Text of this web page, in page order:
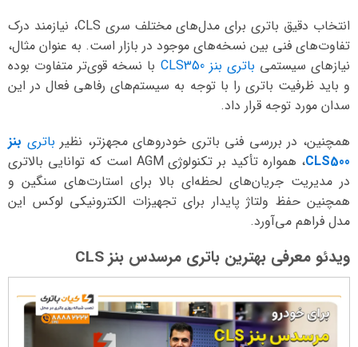
انتخاب دقیق باتری برای مدل‌های مختلف سری CLS، نیازمند درک
تفاوت‌های فنی بین نسخه‌های موجود در بازار است. به عنوان مثال،
نیازهای سیستمی باتری بنز CLS350
با نسخه قوی‌تر متفاوت بوده
و باید ظرفیت باتری را با توجه به سیستم‌های رفاهی فعال در این
سدان مورد توجه قرار داد.
همچنین، در بررسی فنی باتری خودروهای مجهزتر، نظیر باتری بنز
CLS500
، همواره تأکید بر تکنولوژی AGM است که توانایی بالاتری
در مدیریت جریان‌های لحظه‌ای بالا برای استارت‌های سنگین و
همچنین حفظ ولتاژ پایدار برای تجهیزات الکترونیکی لوکس این
مدل فراهم می‌آورد.
ویدئو معرفی بهترین باتری مرسدس بنز CLS
نمایشگر
ویدیو